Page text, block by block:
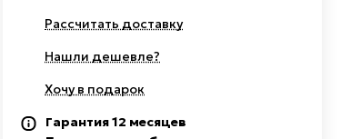
Рассчитать доставку
Нашли дешевле?
Хочу в подарок
Гарантия 12 месяцев